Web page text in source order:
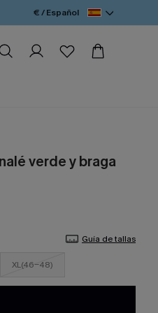
€ / Español
verde y braga
Guía de tallas
XL(46-48)